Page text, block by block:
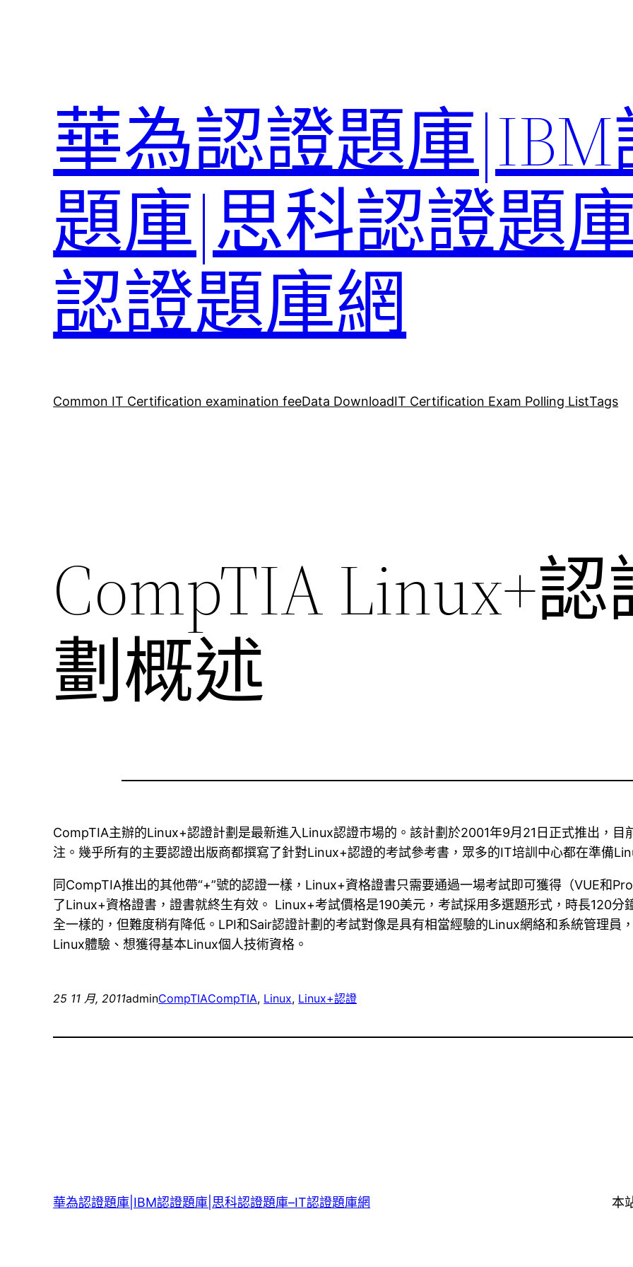
華為認證題庫
題庫|思科認證題
認證題庫網
Common IT Certification examination feeData DownloadIT Certification Exam Polling ListTags
CompTIA Linux+
劃概述
CompTIA主辦的Linux+認證計劃是最新進入Linux認證市場的。該計劃於2001年9月21日正式推出，
注。幾乎所有的主要認證出版商都撰寫了針對Linux+認證的考試參考書，眾多的IT培訓中心都在準備
同CompTIA推出的其他帶“+”號的認證一樣，Linux+資格證書只需要通過一場考試即可獲得（VUE和
了Linux+資格證書，證書就終生有效。 Linux+考試價格是190美元，考試採用多選題形式，時長120分
全一樣的，但難度稍有降低。LPI和Sair認證計劃的考試對像是具有相當經驗的Linux網絡和系統管理員
Linux體驗、想獲得基本Linux個人技術資格。
25 11 月, 2011adminCompTIACompTIA, Linux, Linux+認證
華為認證題庫|IBM認證題庫|思科認證題庫–IT認證題庫網 本